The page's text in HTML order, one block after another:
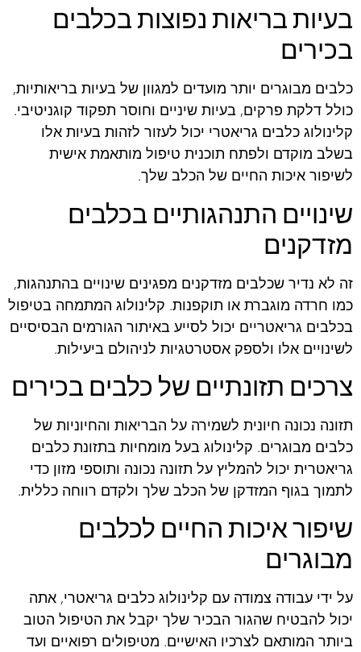
בעיות בריאות נפוצות בכלבים
בכירים
כלבים מבוגרים יותר מועדים למגוון של בעיות בריאותיות,
כולל דלקת פרקים, בעיות שיניים וחוסר תפקוד קוגניטיבי.
קלינולוג כלבים גריאטרי יכול לעזור לזהות בעיות אלו
בשלב מוקדם ולפתח תוכנית טיפול מותאמת אישית
לשיפור איכות החיים של הכלב שלך.
שינויים התנהגותיים בכלבים
מזדקנים
זה לא נדיר שכלבים מזדקנים מפגינים שינויים בהתנהגות,
כמו חרדה מוגברת או תוקפנות. קלינולוג המתמחה בטיפול
בכלבים גריאטריים יכול לסייע באיתור הגורמים הבסיסיים
לשינויים אלו ולספק אסטרטגיות לניהולם ביעילות.
צרכים תזונתיים של כלבים בכירים
תזונה נכונה חיונית לשמירה על הבריאות והחיוניות של
כלבים מבוגרים. קלינולוג בעל מומחיות בתזונת כלבים
גריאטרית יכול להמליץ על תזונה נכונה ותוספי מזון כדי
לתמוך בגוף המזדקן של הכלב שלך ולקדם רווחה כללית.
שיפור איכות החיים לכלבים
מבוגרים
על ידי עבודה צמודה עם קלינולוג כלבים גריאטרי, אתה
יכול להבטיח שהגור הבכיר שלך יקבל את הטיפול הטוב
ביותר המותאם לצרכיו האישיים. מטיפולים רפואיים ועד